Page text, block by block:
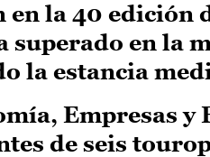
en la 40
en la
la estancia
Empresas
de seis